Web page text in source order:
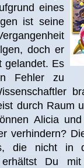
eines
ist seine
doch er
gelandet. Es
Fehler zu
durch Raum
Alicia
verhindern?
die nicht in
Du